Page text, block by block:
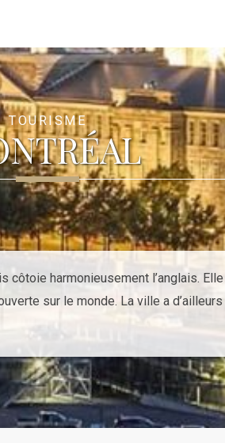
TOURISME
harmonieusement l’anglais.
sur le monde. La ville a